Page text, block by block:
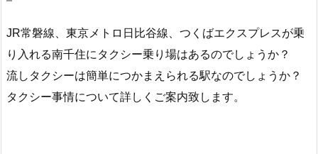
JR常磐線、東京メトロ日比谷線、つくばエクスプレスが乗
り入れる南千住にタクシー乗り場はあるのでしょうか？
流しタクシーは簡単につかまえられる駅なのでしょうか？
タクシー事情について詳しくご案内致します。